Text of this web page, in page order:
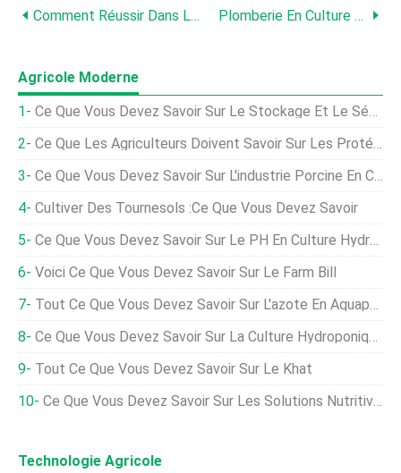
Comment Réussir Dans La Plomberie Des Cloisons Plomberie En Culture Hydroponique :comment Assembler Des Tuyaux
Agricole Moderne
Ce Que Vous Devez Savoir Sur Le Stockage Et Le Séchage Du Grain
Ce Que Les Agriculteurs Doivent Savoir Sur Les Protéines Végétales
Ce Que Vous Devez Savoir Sur L'industrie Porcine En Chine
Cultiver Des Tournesols :ce Que Vous Devez Savoir
Ce Que Vous Devez Savoir Sur Le PH En Culture Hydroponique
Voici Ce Que Vous Devez Savoir Sur Le Farm Bill
Tout Ce Que Vous Devez Savoir Sur L'azote En Aquaponie
Ce Que Vous Devez Savoir Sur La Culture Hydroponique - La Voie De L'eau Pour Faire Pousser Des Plantes
Tout Ce Que Vous Devez Savoir Sur Le Khat
Ce Que Vous Devez Savoir Sur Les Solutions Nutritives Hydroponiques
Technologie Agricole